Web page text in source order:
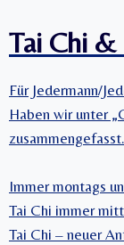
Tai Chi &
Für Jedermann/
Haben wir unter
zusammengefasst.
Immer montags
Tai Chi immer
Tai Chi – neuer